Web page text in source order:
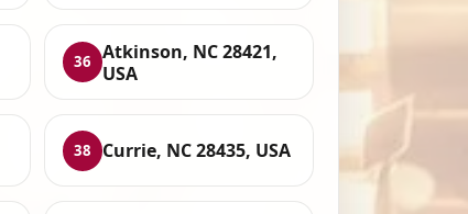
36
Atkinson, NC 28421,
USA
38 Currie, NC 28435, USA